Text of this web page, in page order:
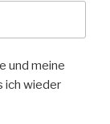
und meine
ich wieder